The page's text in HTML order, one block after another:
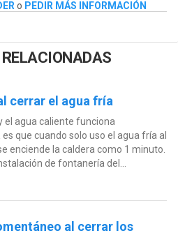
o PEDIR MÁS INFORMACIÓN
cerrar el agua fría
el agua caliente funciona
que cuando solo uso el agua fría al
enciende la caldera como 1 minuto.
de fontanería del...
al cerrar los